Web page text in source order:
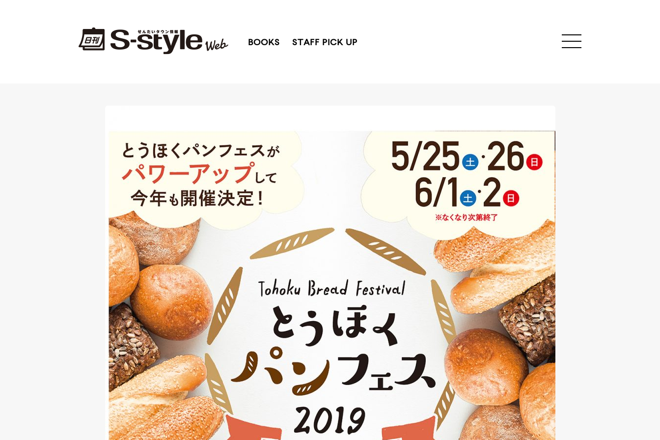
BOOKS STAFF PICK UP